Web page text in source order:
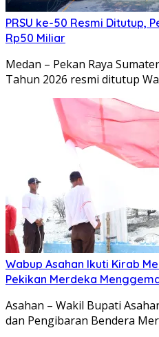
PRSU ke-50 Resmi Ditutup,
Rp50 Miliar
Medan – Pekan Raya
Tahun 2026 resmi ditutup
Wabup Asahan Ikuti Kirab
Pekikan Merdeka
Asahan – Wakil Bupati
dan Pengibaran Bendera